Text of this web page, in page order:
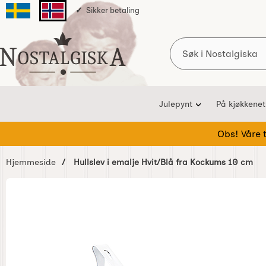
Svenska sidanNorska sidan
Sikker betaling
Startsiden for Nostalgiska
Søk
Julepynt På kjøkkenet
Obs! Våre
Hjemmeside Hullslev i emalje Hvit/Blå fra Kockums 10 cm